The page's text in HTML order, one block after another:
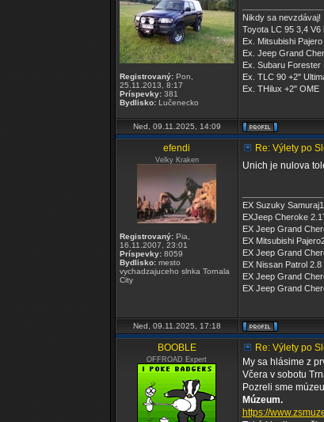
Registrovaný:Pon,
25.11.2013, 8:17
Príspevky:381
Bydlisko:Lučenecko
Nikdy sa nevzdávaj!
Toyota LC 95 3,4 V6
Ex. Mitsubishi
Ex. Jeep Grand
Ex. Subaru Forester
Ex. TLC 90 +2"
Ex. THilux +2" OME
Ned, 09.11.2025, 14:09
efendi
Velky Kraken
Registrovaný:Pia,
16.11.2007, 23:01
Príspevky:8059
Bydlisko:mesto
vychadzajuceho slnka Tornala
City
Re: Výlety po
Unich je nulova
EX Suzuky
EXJeep Cheroke
EX Jeep Grand
EX Mitsubishi
EX Jeep Grand
EX Nissan Patrol 2.8
EX Jeep Grand
EX Jeep Grand
Ned, 09.11.2025, 17:18
BOOBLE
OFFROAD Expert
Re: Výlety po
My sa hlásime z
Včera v sobotu
Pozreli sme
Múzeum.
https://